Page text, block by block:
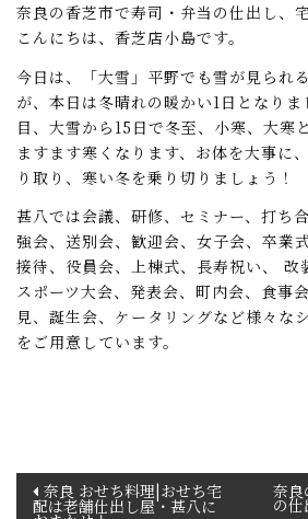
奈良の香芝市で寿司・弁当の仕出し、
こんにちは、香芝店小島です。
今日は、「大雪」平野でも雪が見られ
が、本日は冬晴れの暖かい1日となりま
目、大雪から15日で冬至、小寒、大寒
ますます寒くなります、お体を大事に
り取り、寒い冬を乗り切りましょう！
甚八では会議、研修、セミナー、打ち
強会、送別会、歓迎会、女子会、卒業
接待、役員会、上棟式、長寿祝い、 改
スポーツ大会、発表会、町内会、食事
見、誕生会、ケータリングなど様々な
をご用意しています。
奈良 おせち料理|おせち宅
配は老舗仕出し屋・甚八に
奈良
の